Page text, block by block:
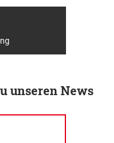
unseren News